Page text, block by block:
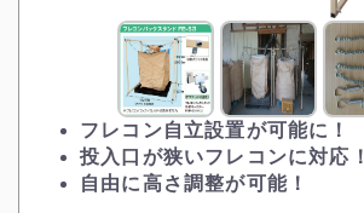
フレコン自立設置が可能に！
投入口が狭いフレコンに対応！
自由に高さ調整が可能！